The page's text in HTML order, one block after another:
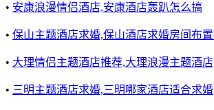
• 安康浪漫情侣酒店,安康酒店轰趴怎么搞
• 保山主题酒店求婚,保山酒店求婚房间布
• 大理情侣主题酒店推荐,大理浪漫主题酒店
• 三明主题酒店求婚,三明哪家酒店适合求婚